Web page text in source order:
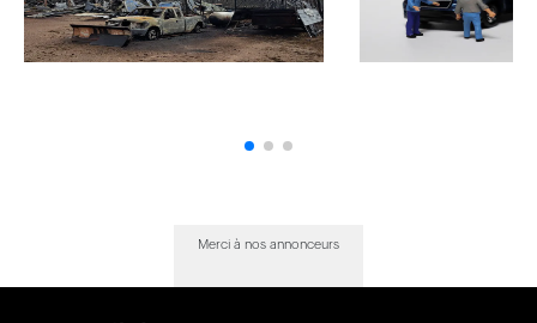
Merci à nos annonceurs